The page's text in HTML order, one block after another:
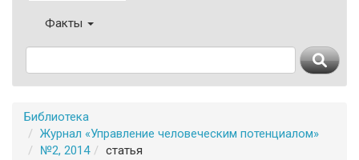
Факты
Библиотека
Журнал «Управление человеческим потенциалом»
№2, 2014
статья